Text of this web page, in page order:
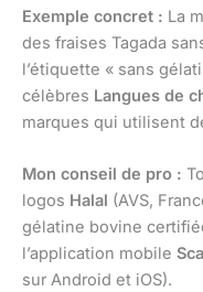
Exemple concret : La
des fraises Tagada
l’étiquette « sans
célèbres Langues de
marques qui utilisent
Mon conseil de pro :
logos Halal (AVS,
gélatine bovine
l’application mobile
sur Android et iOS).